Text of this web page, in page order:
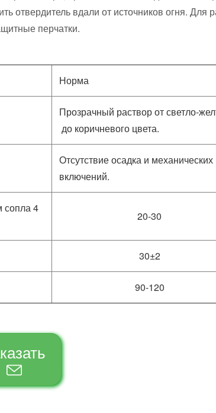
отвердитель вдали от источников огня. Для
перчатки.
Норма
Прозрачный раствор от светло-
до коричневого цвета.
Отсутствие осадка и механических
включений.
сопла 4
20-30
30±2
90-120